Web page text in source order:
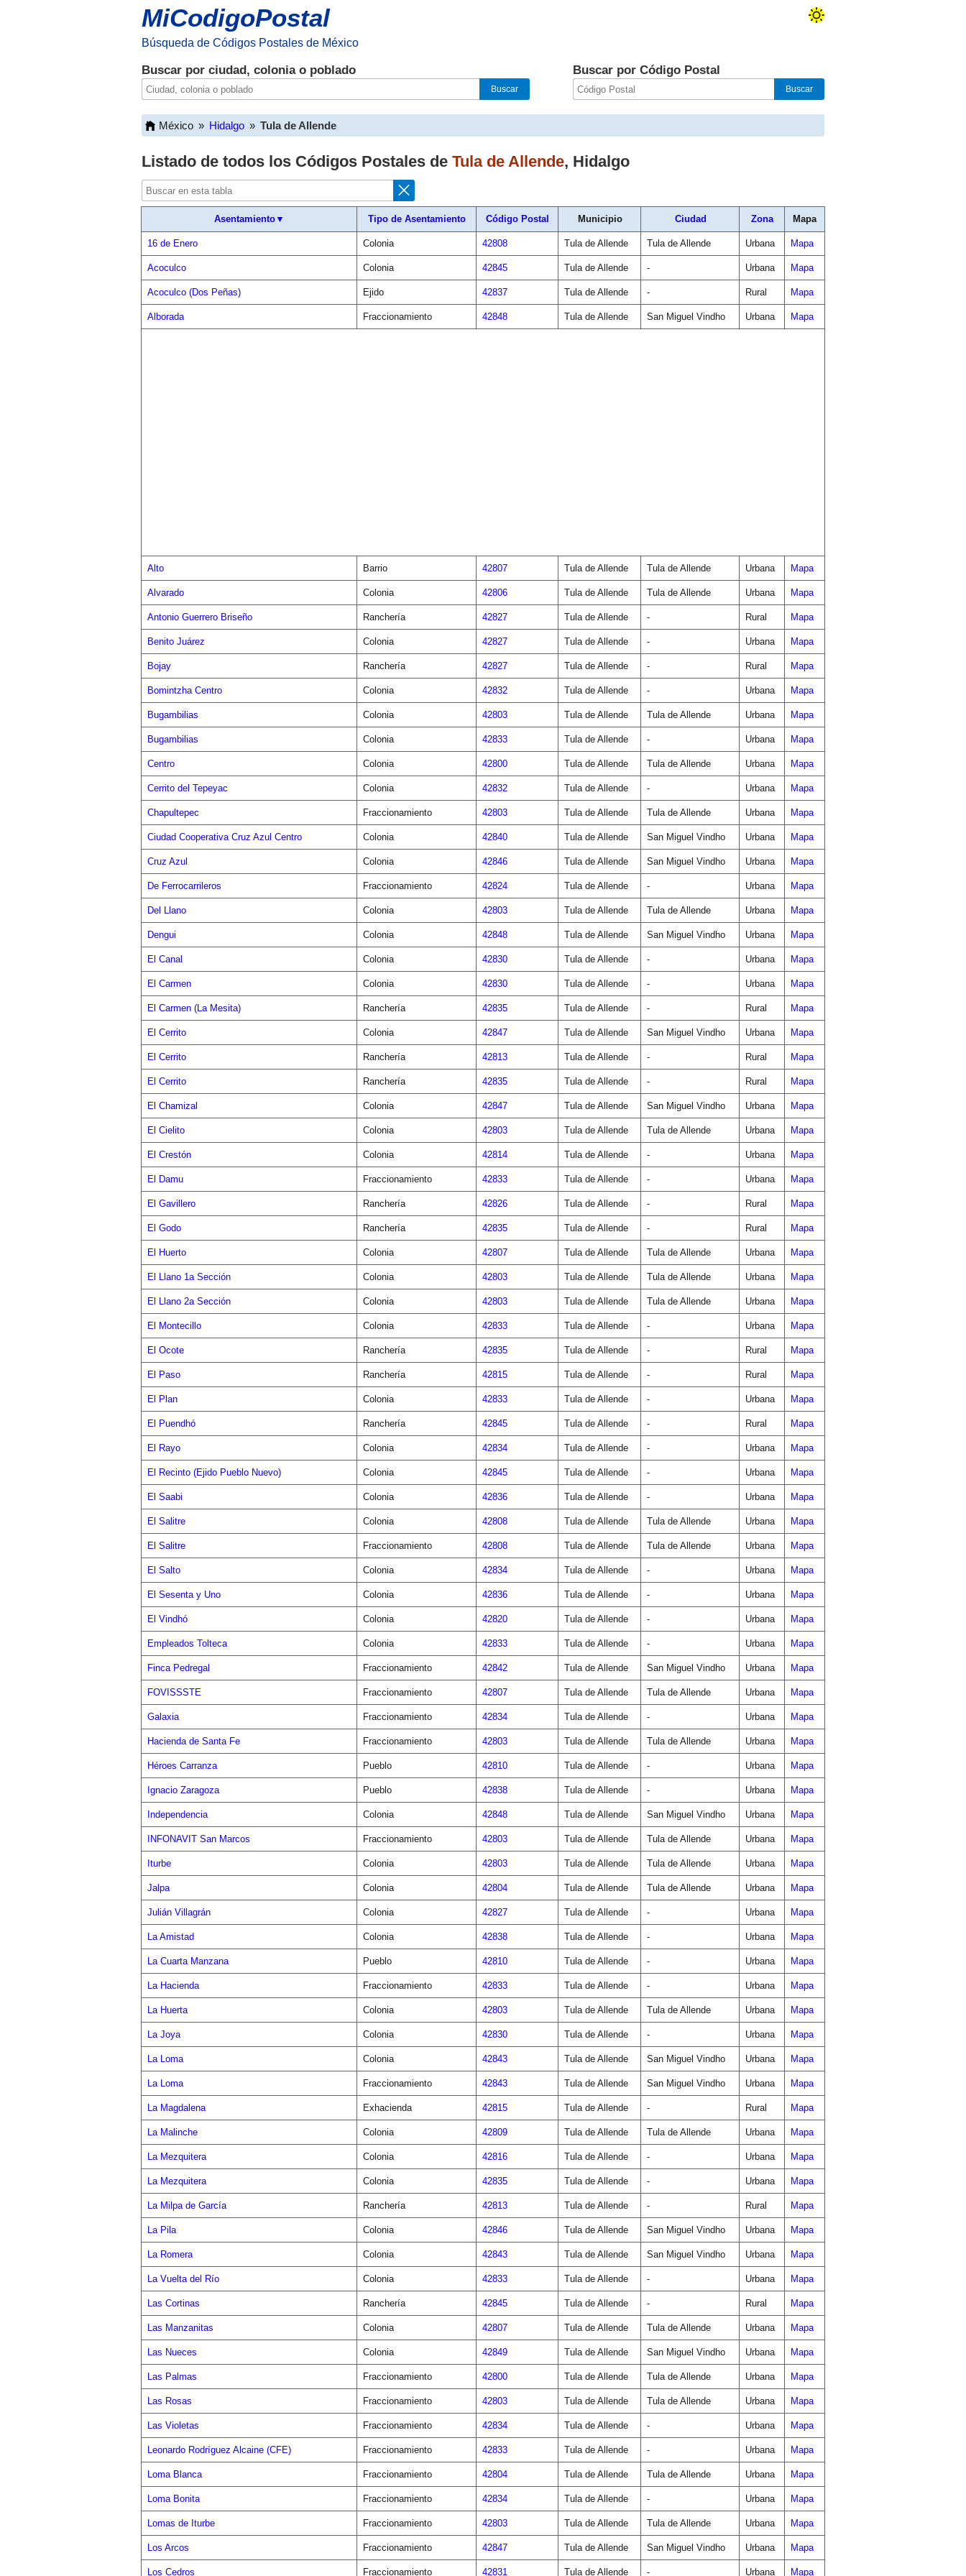
MiCodigoPostal
Búsqueda de Códigos Postales de México
Buscar por ciudad, colonia o poblado Buscar por Código Postal
México » Hidalgo » Tula de Allende
Listado de todos los Códigos Postales de Tula de Allende, Hidalgo
Asentamiento▼ Tipo de Asentamiento Código Postal Municipio Ciudad Zona Mapa
16 de Enero Colonia 42808 Tula de Allende Tula de Allende Urbana Mapa
Acoculco Colonia 42845 Tula de Allende - Urbana Mapa
Acoculco (Dos Peñas) Ejido 42837 Tula de Allende - Rural Mapa
Alborada Fraccionamiento 42848 Tula de Allende San Miguel Vindho Urbana Mapa
Alto Barrio 42807 Tula de Allende Tula de Allende Urbana Mapa
Alvarado Colonia 42806 Tula de Allende Tula de Allende Urbana Mapa
Antonio Guerrero Briseño Ranchería 42827 Tula de Allende - Rural Mapa
Benito Juárez Colonia 42827 Tula de Allende - Urbana Mapa
Bojay Ranchería 42827 Tula de Allende - Rural Mapa
Bomintzha Centro Colonia 42832 Tula de Allende - Urbana Mapa
Bugambilias Colonia 42803 Tula de Allende Tula de Allende Urbana Mapa
Bugambilias Colonia 42833 Tula de Allende - Urbana Mapa
Centro Colonia 42800 Tula de Allende Tula de Allende Urbana Mapa
Cerrito del Tepeyac Colonia 42832 Tula de Allende - Urbana Mapa
Chapultepec Fraccionamiento 42803 Tula de Allende Tula de Allende Urbana Mapa
Ciudad Cooperativa Cruz Azul Centro Colonia 42840 Tula de Allende San Miguel Vindho Urbana Mapa
Cruz Azul Colonia 42846 Tula de Allende San Miguel Vindho Urbana Mapa
De Ferrocarrileros Fraccionamiento 42824 Tula de Allende - Urbana Mapa
Del Llano Colonia 42803 Tula de Allende Tula de Allende Urbana Mapa
Dengui Colonia 42848 Tula de Allende San Miguel Vindho Urbana Mapa
El Canal Colonia 42830 Tula de Allende - Urbana Mapa
El Carmen Colonia 42830 Tula de Allende - Urbana Mapa
El Carmen (La Mesita) Ranchería 42835 Tula de Allende - Rural Mapa
El Cerrito Colonia 42847 Tula de Allende San Miguel Vindho Urbana Mapa
El Cerrito Ranchería 42813 Tula de Allende - Rural Mapa
El Cerrito Ranchería 42835 Tula de Allende - Rural Mapa
El Chamizal Colonia 42847 Tula de Allende San Miguel Vindho Urbana Mapa
El Cielito Colonia 42803 Tula de Allende Tula de Allende Urbana Mapa
El Crestón Colonia 42814 Tula de Allende - Urbana Mapa
El Damu Fraccionamiento 42833 Tula de Allende - Urbana Mapa
El Gavillero Ranchería 42826 Tula de Allende - Rural Mapa
El Godo Ranchería 42835 Tula de Allende - Rural Mapa
El Huerto Colonia 42807 Tula de Allende Tula de Allende Urbana Mapa
El Llano 1a Sección Colonia 42803 Tula de Allende Tula de Allende Urbana Mapa
El Llano 2a Sección Colonia 42803 Tula de Allende Tula de Allende Urbana Mapa
El Montecillo Colonia 42833 Tula de Allende - Urbana Mapa
El Ocote Ranchería 42835 Tula de Allende - Rural Mapa
El Paso Ranchería 42815 Tula de Allende - Rural Mapa
El Plan Colonia 42833 Tula de Allende - Urbana Mapa
El Puendhó Ranchería 42845 Tula de Allende - Rural Mapa
El Rayo Colonia 42834 Tula de Allende - Urbana Mapa
El Recinto (Ejido Pueblo Nuevo) Colonia 42845 Tula de Allende - Urbana Mapa
El Saabi Colonia 42836 Tula de Allende - Urbana Mapa
El Salitre Colonia 42808 Tula de Allende Tula de Allende Urbana Mapa
El Salitre Fraccionamiento 42808 Tula de Allende Tula de Allende Urbana Mapa
El Salto Colonia 42834 Tula de Allende - Urbana Mapa
El Sesenta y Uno Colonia 42836 Tula de Allende - Urbana Mapa
El Vindhó Colonia 42820 Tula de Allende - Urbana Mapa
Empleados Tolteca Colonia 42833 Tula de Allende - Urbana Mapa
Finca Pedregal Fraccionamiento 42842 Tula de Allende San Miguel Vindho Urbana Mapa
FOVISSSTE Fraccionamiento 42807 Tula de Allende Tula de Allende Urbana Mapa
Galaxia Fraccionamiento 42834 Tula de Allende - Urbana Mapa
Hacienda de Santa Fe Fraccionamiento 42803 Tula de Allende Tula de Allende Urbana Mapa
Héroes Carranza Pueblo 42810 Tula de Allende - Urbana Mapa
Ignacio Zaragoza Pueblo 42838 Tula de Allende - Urbana Mapa
Independencia Colonia 42848 Tula de Allende San Miguel Vindho Urbana Mapa
INFONAVIT San Marcos Fraccionamiento 42803 Tula de Allende Tula de Allende Urbana Mapa
Iturbe Colonia 42803 Tula de Allende Tula de Allende Urbana Mapa
Jalpa Colonia 42804 Tula de Allende Tula de Allende Urbana Mapa
Julián Villagrán Colonia 42827 Tula de Allende - Urbana Mapa
La Amistad Colonia 42838 Tula de Allende - Urbana Mapa
La Cuarta Manzana Pueblo 42810 Tula de Allende - Urbana Mapa
La Hacienda Fraccionamiento 42833 Tula de Allende - Urbana Mapa
La Huerta Colonia 42803 Tula de Allende Tula de Allende Urbana Mapa
La Joya Colonia 42830 Tula de Allende - Urbana Mapa
La Loma Colonia 42843 Tula de Allende San Miguel Vindho Urbana Mapa
La Loma Fraccionamiento 42843 Tula de Allende San Miguel Vindho Urbana Mapa
La Magdalena Exhacienda 42815 Tula de Allende - Rural Mapa
La Malinche Colonia 42809 Tula de Allende Tula de Allende Urbana Mapa
La Mezquitera Colonia 42816 Tula de Allende - Urbana Mapa
La Mezquitera Colonia 42835 Tula de Allende - Urbana Mapa
La Milpa de García Ranchería 42813 Tula de Allende - Rural Mapa
La Pila Colonia 42846 Tula de Allende San Miguel Vindho Urbana Mapa
La Romera Colonia 42843 Tula de Allende San Miguel Vindho Urbana Mapa
La Vuelta del Río Colonia 42833 Tula de Allende - Urbana Mapa
Las Cortinas Ranchería 42845 Tula de Allende - Rural Mapa
Las Manzanitas Colonia 42807 Tula de Allende Tula de Allende Urbana Mapa
Las Nueces Colonia 42849 Tula de Allende San Miguel Vindho Urbana Mapa
Las Palmas Fraccionamiento 42800 Tula de Allende Tula de Allende Urbana Mapa
Las Rosas Fraccionamiento 42803 Tula de Allende Tula de Allende Urbana Mapa
Las Violetas Fraccionamiento 42834 Tula de Allende - Urbana Mapa
Leonardo Rodríguez Alcaine (CFE) Fraccionamiento 42833 Tula de Allende - Urbana Mapa
Loma Blanca Fraccionamiento 42804 Tula de Allende Tula de Allende Urbana Mapa
Loma Bonita Fraccionamiento 42834 Tula de Allende - Urbana Mapa
Lomas de Iturbe Fraccionamiento 42803 Tula de Allende Tula de Allende Urbana Mapa
Los Arcos Fraccionamiento 42847 Tula de Allende San Miguel Vindho Urbana Mapa
Los Cedros Fraccionamiento 42831 Tula de Allende - Urbana Mapa